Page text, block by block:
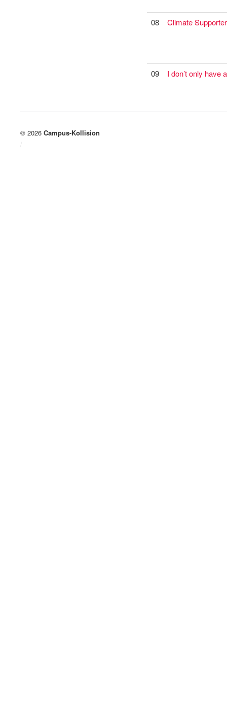
08 Climate
09 I don’t only have
© 2026 Campus-Kollision
/